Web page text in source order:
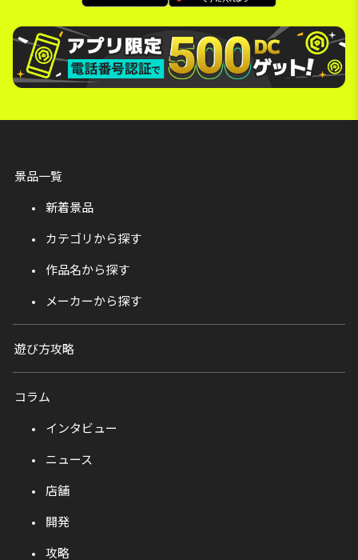
景品一覧
新着景品
カテゴリから探す
作品名から探す
メーカーから探す
遊び方攻略
コラム
インタビュー
ニュース
店舗
開発
攻略